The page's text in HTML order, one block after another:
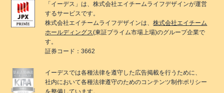
「 イーデス 」は、株式会社エイチームライフデザインが運営
するサービスです。
株式会社エイチームライフデザインは、株式会社エイチーム
ホールディングス(東証プライム市場上場)のグループ企業で
す。
証券コード：3662
イーデスでは各種法律を遵守した広告掲載を行うために、
社内において各種法律遵守のためのコンテンツ制作ポリシー
を整備しています。